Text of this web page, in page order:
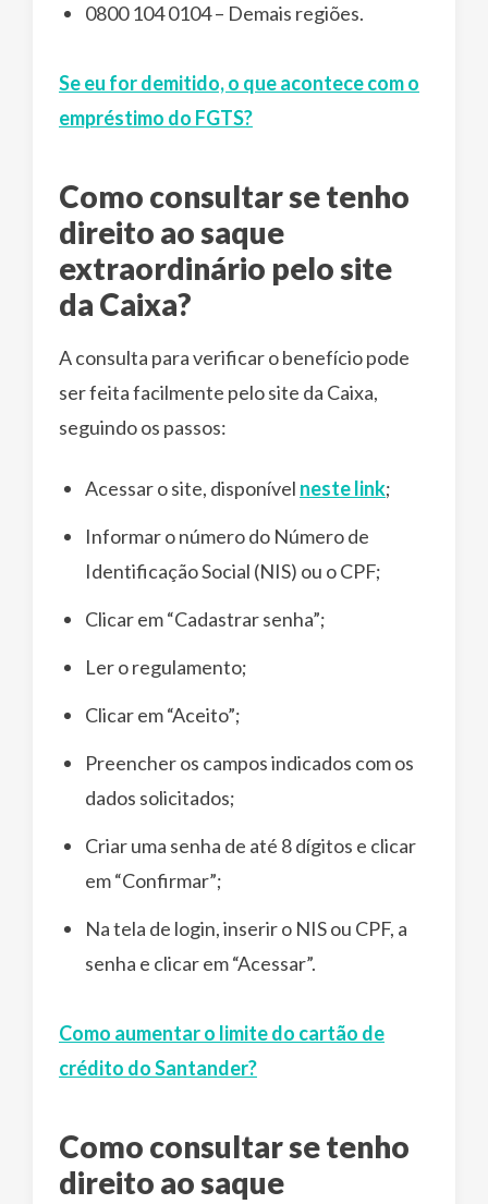
0800 104 0104 – Demais regiões.
Se eu for demitido, o que acontece com o
empréstimo do FGTS?
Como consultar se tenho
direito ao saque
extraordinário pelo site
da Caixa?
A consulta para verificar o benefício pode
ser feita facilmente pelo site da Caixa,
seguindo os passos:
Acessar o site, disponível neste link;
Informar o número do Número de
Identificação Social (NIS) ou o CPF;
Clicar em “Cadastrar senha”;
Ler o regulamento;
Clicar em “Aceito”;
Preencher os campos indicados com os
dados solicitados;
Criar uma senha de até 8 dígitos e clicar
em “Confirmar”;
Na tela de login, inserir o NIS ou CPF, a
senha e clicar em “Acessar”.
Como aumentar o limite do cartão de
crédito do Santander?
Como consultar se tenho
direito ao saque